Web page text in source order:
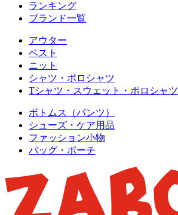
ランキング
ブランド一覧
アウター
ベスト
ニット
シャツ・ポロシャツ
Tシャツ・スウェット・ポロシャツ
ボトムス（パンツ）
シューズ・ケア用品
ファッション小物
バッグ・ポーチ